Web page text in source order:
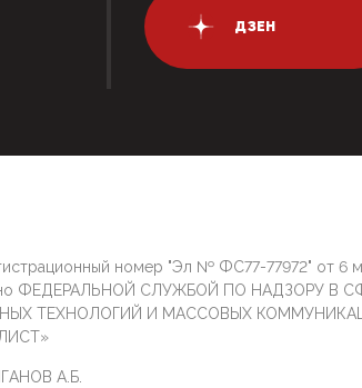
ДЗЕН
номер "Эл № ФС77-77972" от 6
ФЕДЕРАЛЬНОЙ СЛУЖБОЙ ПО НАДЗОРУ В
ТЕХНОЛОГИЙ И МАССОВЫХ
А.Б.